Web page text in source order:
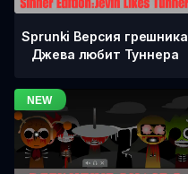
Sprunki Версия грешника
Джева любит Туннера